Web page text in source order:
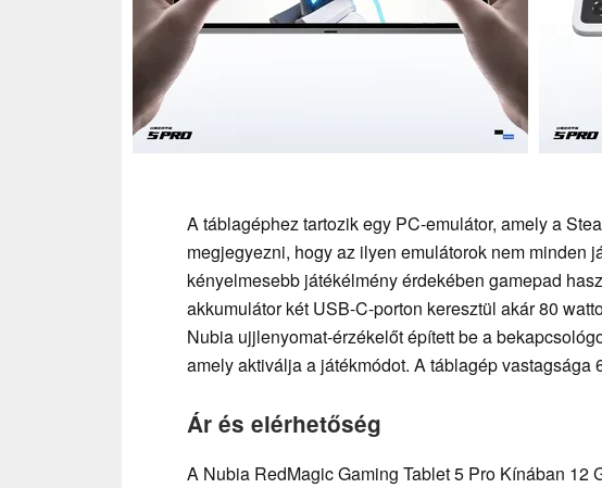
A táblagéphez tartozik egy PC-emulátor, amely a
megjegyezni, hogy az ilyen emulátorok nem minden
kényelmesebb játékélmény érdekében gamepad
akkumulátor két USB-C-porton keresztül akár 80
Nubia ujjlenyomat-érzékelőt épített be a
amely aktiválja a játékmódot. A táblagép vastagsága
Ár és elérhetőség
A Nubia RedMagic Gaming Tablet 5 Pro Kínában 12